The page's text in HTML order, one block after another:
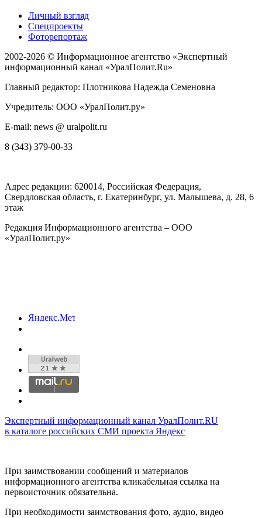
Личный взгляд
Спецпроекты
Фоторепортаж
2002-2026 © Информационное агентство «Экспертный
информационный канал «УралПолит.Ru»
Главный редактор: Плотникова Надежда Семеновна
Учредитель: ООО «УралПолит.ру»
E-mail: news @ uralpolit.ru
8 (343) 379-00-33
Адрес редакции: 620014, Российская Федерация,
Свердловская область, г. Екатеринбург, ул. Малышева, д. 28, 6
этаж
Редакция Информационного агентства – ООО
«УралПолит.ру»
Экспертный информационный канал УралПолит.RU
в каталоге российских СМИ проекта Яндекс
При заимствовании сообщений и материалов
информационного агентства кликабельная ссылка на
первоисточник обязательна.
При необходимости заимствования фото, аудио, видео